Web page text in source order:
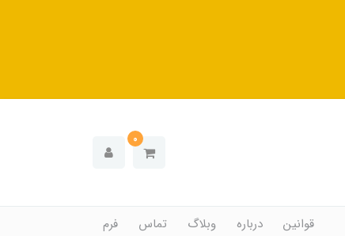
0
قوانین
درباره
وبلاگ
تماس
فرم